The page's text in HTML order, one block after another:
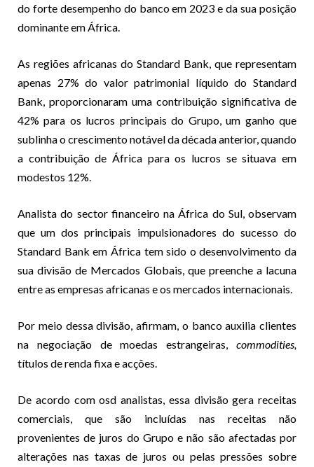
do forte desempenho do banco em 2023 e da sua posição
dominante em África.
As regiões africanas do Standard Bank, que representam
apenas 27% do valor patrimonial líquido do Standard
Bank, proporcionaram uma contribuição significativa de
42% para os lucros principais do Grupo, um ganho que
sublinha o crescimento notável da década anterior, quando
a contribuição de África para os lucros se situava em
modestos 12%.
Analista do sector financeiro na África do Sul, observam
que um dos principais impulsionadores do sucesso do
Standard Bank em África tem sido o desenvolvimento da
sua divisão de Mercados Globais, que preenche a lacuna
entre as empresas africanas e os mercados internacionais.
Por meio dessa divisão, afirmam, o banco auxilia clientes
na negociação de moedas estrangeiras, commodities,
títulos de renda fixa e acções.
De acordo com osd analistas, essa divisão gera receitas
comerciais, que são incluídas nas receitas não
provenientes de juros do Grupo e não são afectadas por
alterações nas taxas de juros ou pelas pressões sobre